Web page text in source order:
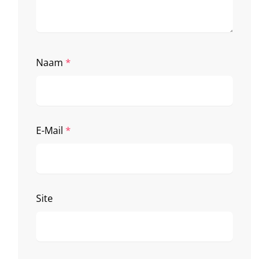
Naam *
E-Mail *
Site